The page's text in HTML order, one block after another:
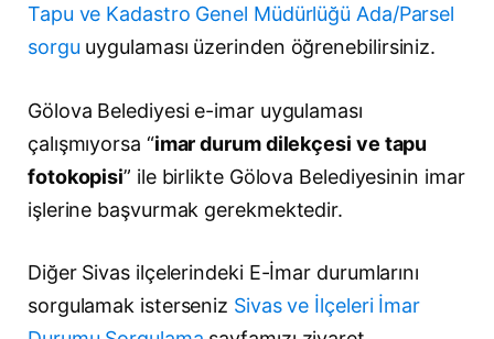
Tapu ve Kadastro Genel Müdürlüğü Ada/Parsel
sorgu uygulaması üzerinden öğrenebilirsiniz.
Gölova Belediyesi e-imar uygulaması
çalışmıyorsa “imar durum dilekçesi ve tapu
fotokopisi” ile birlikte Gölova Belediyesinin imar
işlerine başvurmak gerekmektedir.
Diğer Sivas ilçelerindeki E-İmar durumlarını
sorgulamak isterseniz Sivas ve İlçeleri İmar